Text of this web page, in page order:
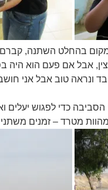
בוקר מעל 20 שנה והמקום בהחלט
אבל אם פעם הוא היה
ונראה טוב אבל אני
כדי לפגוש יעלים
מטרד – זמנים